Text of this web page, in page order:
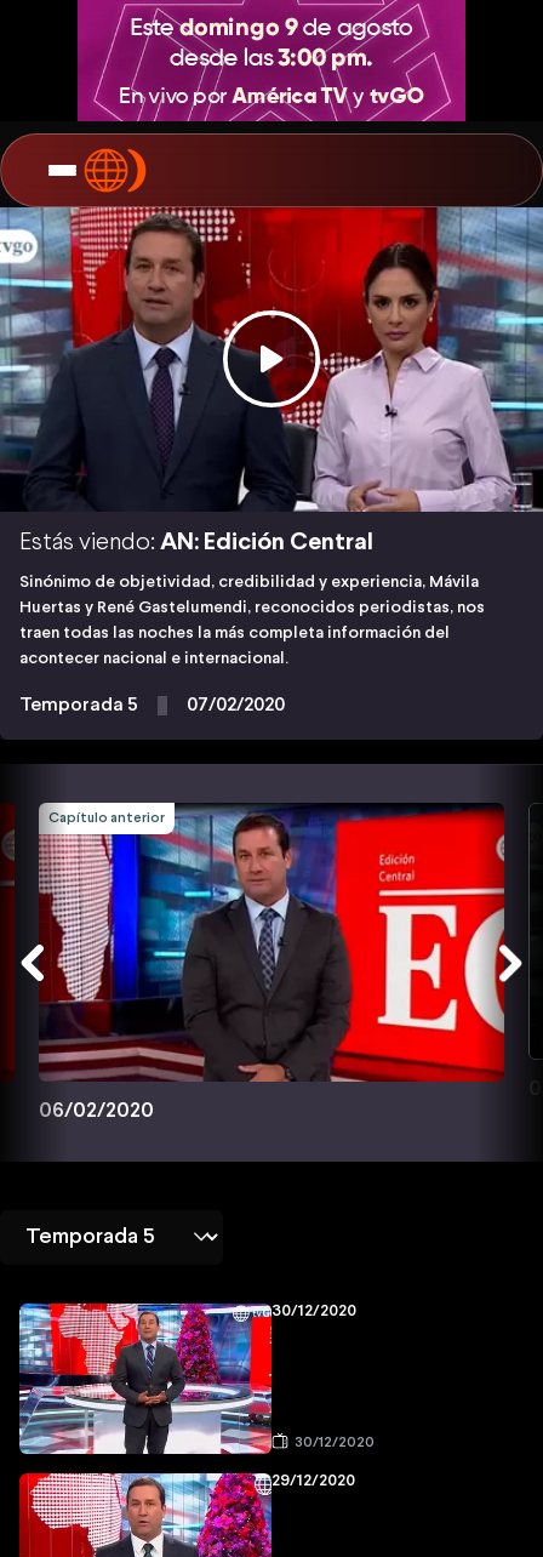
Estás viendo: AN: Edición Central
Sinónimo de objetividad, credibilidad y experiencia, Mávila
Huertas y René Gastelumendi, reconocidos periodistas, nos
traen todas las noches la más completa información del
acontecer nacional e internacional.
Temporada 5 07/02/2020
Capítulo anterior
06/02/2020
30/12/2020
30/12/2020
29/12/2020